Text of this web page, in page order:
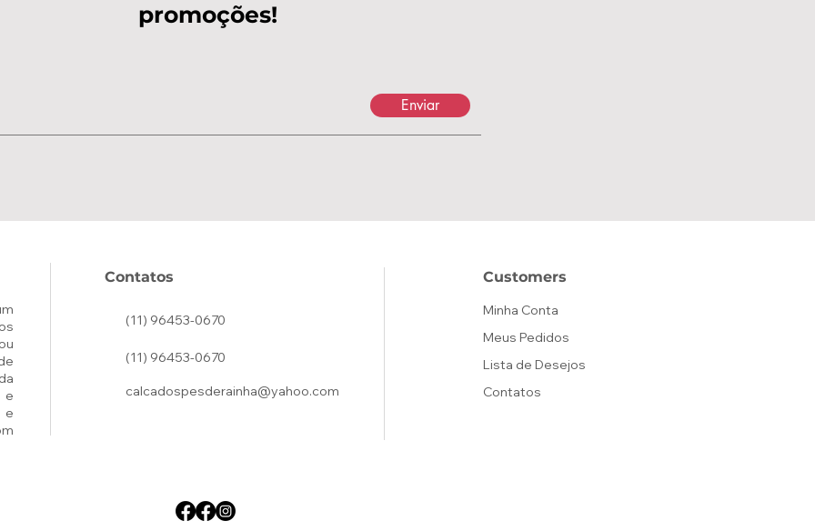
promoções!
Enviar
e
e
Contatos
(11) 96453-0670
(11) 96453-0670
calcadospesderainha@yahoo.com
Customers
Minha Conta
Meus Pedidos
Lista de Desejos
Contatos